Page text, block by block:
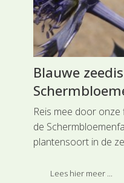
Blauwe
Reis mee door
de
plantensoort in de
Lees hier meer ...